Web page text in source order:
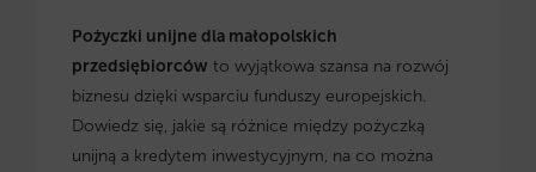
Pożyczki unijne dla małopolskich
przedsiębiorców to wyjątkowa szansa na rozwój
biznesu dzięki wsparciu funduszy europejskich.
Dowiedz się, jakie są różnice między pożyczką
unijną a kredytem inwestycyjnym, na co można